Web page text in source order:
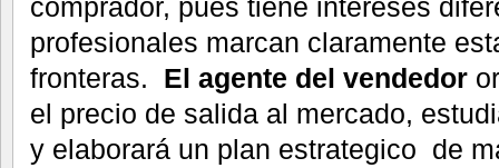
comprador, pues tiene intereses
profesionales marcan claramente
fronteras.
El agente del vendedor
el precio de salida al mercado,
y elaborará un plan estrategico de